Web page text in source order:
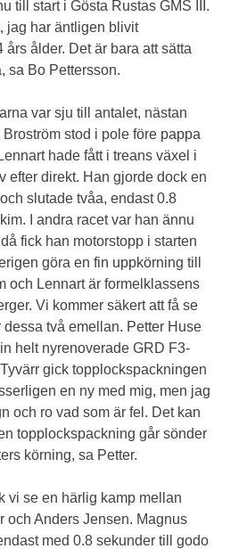
till start i Gösta Rustas GMS III.
jag har äntligen blivit
års ålder. Det är bara att sätta
sa Bo Pettersson.
var sju till antalet, nästan
stod i pole före pappa
hade fått i treans växel i
efter direkt. Han gjorde dock en
slutade tvåa, endast 0.8
I andra racet var han ännu
fick han motorstopp i starten
göra en fin uppkörning till
och Lennart är formelklassens
Vi kommer säkert att få se
två emellan. Petter Huse
helt nyrenoverade GRD F3-
gick topplockspackningen
en ny med mig, men jag
och ro vad som är fel. Det kan
topplockspackning går sönder
körning, sa Petter.
vi se en härlig kamp mellan
och Anders Jensen. Magnus
med 0.8 sekunder till godo